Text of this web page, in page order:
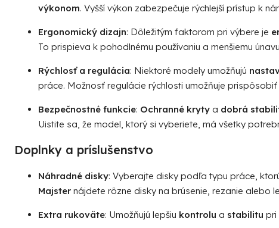
výkonom. Vyšší výkon zabezpečuje rýchlejší prístup k
Ergonomický dizajn: Dôležitým faktorom pri výbere je
To prispieva k pohodlnému používaniu a menšiemu
Rýchlosť a regulácia: Niektoré modely umožňujú
práce. Možnosť regulácie rýchlosti umožňuje
Bezpečnostné funkcie: Ochranné kryty a dobrá
Uistite sa, že model, ktorý si vyberiete, má všetky
Doplnky a príslušenstvo
Náhradné disky: Vyberajte disky podľa typu práce,
Majster nájdete rôzne disky na brúsenie, rezanie alebo
Extra rukoväte: Umožňujú lepšiu kontrolu a stabilitu pri